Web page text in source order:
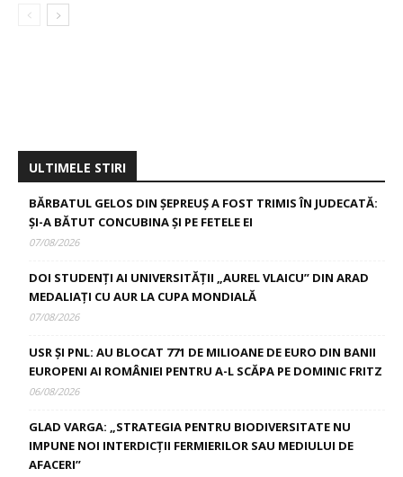
ULTIMELE STIRI
BĂRBATUL GELOS DIN ȘEPREUȘ A FOST TRIMIS ÎN JUDECATĂ:
ȘI-A BĂTUT CONCUBINA ȘI PE FETELE EI
07/08/2026
DOI STUDENȚI AI UNIVERSITĂȚII „AUREL VLAICU” DIN ARAD
MEDALIAȚI CU AUR LA CUPA MONDIALĂ
07/08/2026
USR ȘI PNL: AU BLOCAT 771 DE MILIOANE DE EURO DIN BANII
EUROPENI AI ROMÂNIEI PENTRU A-L SCĂPA PE DOMINIC FRITZ
06/08/2026
GLAD VARGA: „STRATEGIA PENTRU BIODIVERSITATE NU
IMPUNE NOI INTERDICȚII FERMIERILOR SAU MEDIULUI DE
AFACERI”